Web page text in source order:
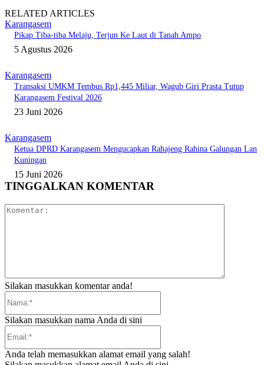
RELATED ARTICLES
Karangasem
Pikap Tiba-tiba Melaju, Terjun Ke Laut di Tanah Ampo
5 Agustus 2026
Karangasem
Transaksi UMKM Tembus Rp1,445 Miliar, Wagub Giri Prasta Tutup
Karangasem Festival 2026
23 Juni 2026
Karangasem
Ketua DPRD Karangasem Mengucapkan Rahajeng Rahina Galungan Lan
Kuningan
15 Juni 2026
TINGGALKAN KOMENTAR
Silakan masukkan komentar anda!
Silakan masukkan nama Anda di sini
Anda telah memasukkan alamat email yang salah!